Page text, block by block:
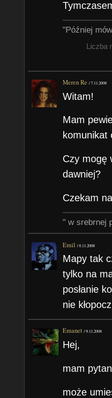
"Później
Liczba
Meren Re /7.11.2008
Witam!
Mam
komunikat
Czy mogę
dawniej?
Czekam
" w srebrnej
Emil /8.11.2008
Mapy tak
tylko na
posłanie
nie
Emanet /9.11.2008
Hej,
mam
może